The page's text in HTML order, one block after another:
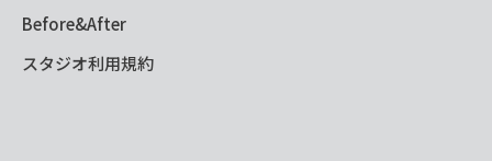
Before&After
スタジオ利用規約